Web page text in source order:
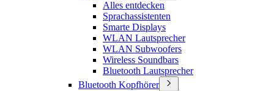
Alles entdecken
Sprachassistenten
Smarte Displays
WLAN Lautsprecher
WLAN Subwoofers
Wireless Soundbars
Bluetooth Lautsprecher
Bluetooth Kopfhörer